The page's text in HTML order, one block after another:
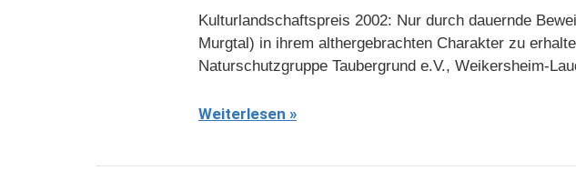
Kulturlandschaftspreis 2002: Nur durch dauernde
Murgtal) in ihrem althergebrachten Charakter zu
Naturschutzgruppe Taubergrund e.V., Weikersheim-
Weiterlesen